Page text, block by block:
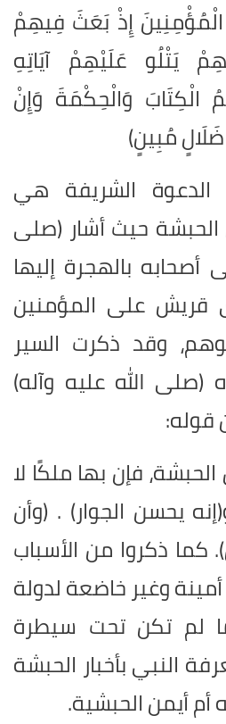
إِذْ بَعَثَ فِيهِمْ
يَتْلُو عَلَيْهِمْ آيَاتِهِ
الْكِتَابَ وَالْحِكْمَةَ وَإِنْ
مُبِينٍ)
الشريفة هي
الحبشة حيث أشار (صلى
أصحابه بالهجرة إليها
قريش على المؤمنين
وقد ذكرت السير
(صلى الله عليه وآله)
قوله:
فإن بها ملكًا لا
يحسن الجوار) . (وأن
ذكروا من الأسباب
أمينة وغير خاضعة لدولة
لم تكن تحت سيطرة
النبي بأخبار الحبشة
أيمن الحبشية.